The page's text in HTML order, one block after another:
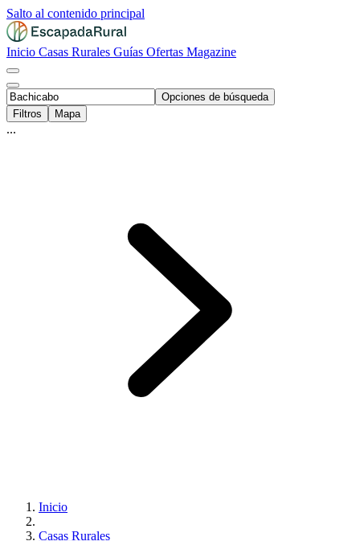
Salto al contenido principal
Inicio Casas Rurales Guías Ofertas Magazine
Opciones de búsqueda
Filtros
Mapa
...
Inicio
Casas Rurales